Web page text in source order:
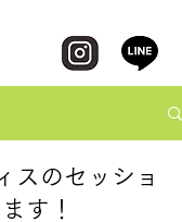
スのセッショ
す！